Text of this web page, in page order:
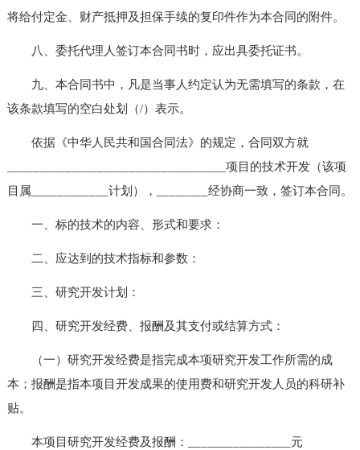
将给付定金、财产抵押及担保手续的复印件作为本合同的附件。
八、委托代理人签订本合同书时，应出具委托证书。
九、本合同书中，凡是当事人约定认为无需填写的条款，在
该条款填写的空白处划（/）表示。
依据《中华人民共和国合同法》的规定，合同双方就
__________________________________项目的技术开发（该项
目属____________计划），________经协商一致，签订本合同。
一、标的技术的内容、形式和要求：
二、应达到的技术指标和参数：
三、研究开发计划：
四、研究开发经费、报酬及其支付或结算方式：
（一）研究开发经费是指完成本项研究开发工作所需的成
本；报酬是指本项目开发成果的使用费和研究开发人员的科研补
贴。
本项目研究开发经费及报酬：________________元